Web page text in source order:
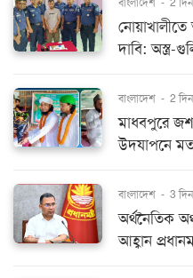
নোয়াখালীতে
দাবি: অস্ত্র-
বাংলাদেশ - 2
মাধবপুরে
উদযাপনে
বাংলাদেশ - 3
অর্থনৈতিক
আহ্বান